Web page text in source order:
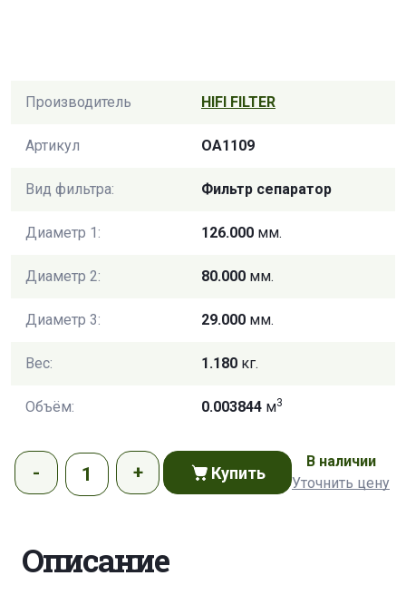
Производитель HIFI FILTER
Артикул OA1109
Вид фильтра: Фильтр сепаратор
Диаметр 1: 126.000 мм.
Диаметр 2: 80.000 мм.
Диаметр 3: 29.000 мм.
Вес: 1.180 кг.
Объём: 0.003844 м3
Купить
В наличии
Уточнить цену
Описание